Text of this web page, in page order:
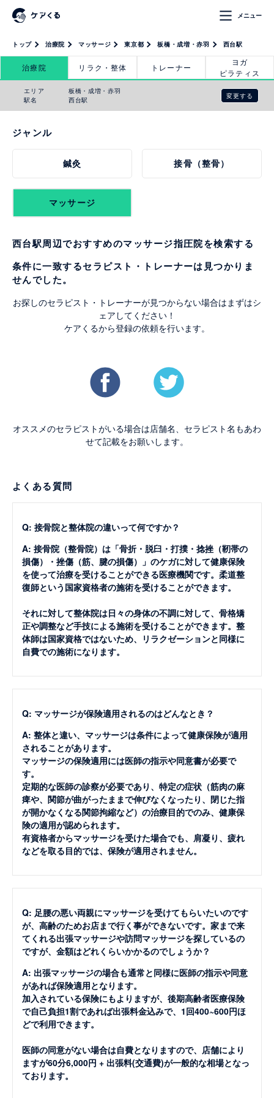
メニュー
トップ 治療院 マッサージ 東京都 板橋・成増・赤羽 西台駅
治療院 リラク・整体 トレーナー
ヨガ
ピラティス
エリア
駅名
板橋・成増・赤羽
西台駅
変更する
ジャンル
鍼灸 接骨（整骨）
マッサージ
西台駅周辺でおすすめのマッサージ指圧院を検索する
条件に一致するセラピスト・トレーナーは見つかりま
せんでした。
お探しのセラピスト・トレーナーが見つからない場合はまずはシ
ェアしてください！
ケアくるから登録の依頼を行います。
オススメのセラピストがいる場合は店舗名、セラピスト名もあわ
せて記載をお願いします。
よくある質問
Q: 接骨院と整体院の違いって何ですか？
A: 接骨院（整骨院）は「骨折・脱臼・打撲・捻挫（靭帯の
損傷）・挫傷（筋、腱の損傷）」のケガに対して健康保険
を使って治療を受けることができる医療機関です。柔道整
復師という国家資格者の施術を受けることができます。
それに対して整体院は日々の身体の不調に対して、骨格矯
正や調整など手技による施術を受けることができます。整
体師は国家資格ではないため、リラクゼーションと同様に
自費での施術になります。
Q: マッサージが保険適用されるのはどんなとき？
A: 整体と違い、マッサージは条件によって健康保険が適用
されることがあります。
マッサージの保険適用には医師の指示や同意書が必要で
す。
定期的な医師の診察が必要であり、特定の症状（筋肉の麻
痺や、関節が曲がったままで伸びなくなったり、閉じた指
が開かなくなる関節拘縮など）の治療目的でのみ、健康保
険の適用が認められます。
有資格者からマッサージを受けた場合でも、肩凝り、疲れ
などを取る目的では、保険が適用されません。
Q: 足腰の悪い両親にマッサージを受けてもらいたいのです
が、高齢のためお店まで行く事ができないです。家まで来
てくれる出張マッサージや訪問マッサージを探しているの
ですが、金額はどれくらいかかるのでしょうか？
A: 出張マッサージの場合も通常と同様に医師の指示や同意
があれば保険適用となります。
加入されている保険にもよりますが、後期高齢者医療保険
で自己負担1割であれば出張料金込みで、1回400~600円ほ
どで利用できます。
医師の同意がない場合は自費となりますので、店舗により
ますが60分6,000円 + 出張料(交通費)が一般的な相場となっ
ております。